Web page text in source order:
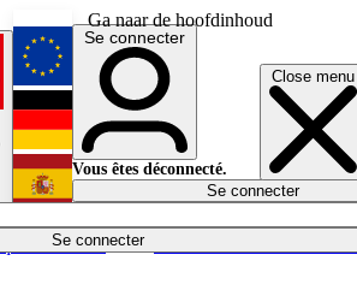
Ga naar de hoofdinhoud
Close menu
Se connecter
Économie
English
Deutsch
Español
Se connecter
Vous êtes déconnecté.
Se connecter